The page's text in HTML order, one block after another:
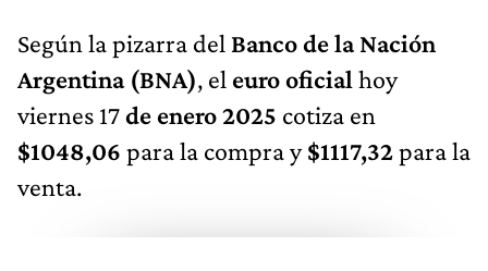
Según la pizarra del Banco de la Nación
Argentina (BNA), el euro oficial hoy
viernes 17de enero 2025 cotiza en
$1048,06 para la compra y$1117,32para la
venta.